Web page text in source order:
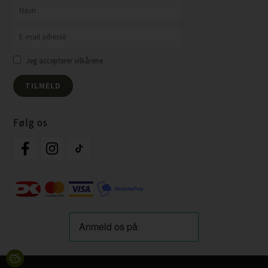
Jeg accepterer vilkårene
Følg os